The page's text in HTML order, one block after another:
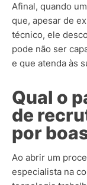
Afinal, quando
que, apesar de
técnico, ele
pode não ser
e que atenda às
Qual o
de
por
Ao abrir um
especialista na